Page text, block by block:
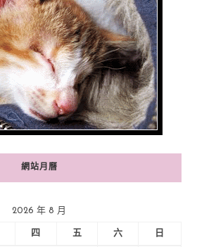
網站月曆
2026 年 8 月
四 五 六 日